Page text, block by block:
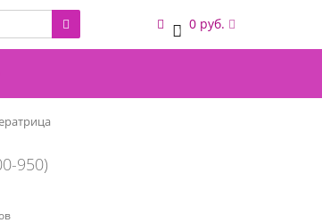
0 0 руб.
950)